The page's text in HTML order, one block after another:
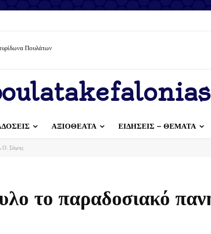
Πουλάτων
ΑΞΙΟΘΕΑΤΑ ΕΙΔΗΣΕΙΣ – ΘΕΜΑΤΑ
Σάμης
το παραδοσιακό